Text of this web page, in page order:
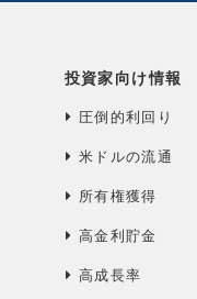
投資家向け情報
圧倒的利回り
米ドルの流通
所有権獲得
高金利貯金
高成長率